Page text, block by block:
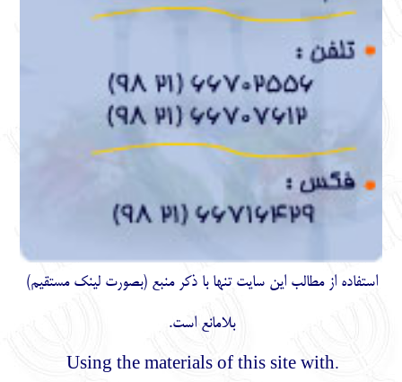
استفاده از مطالب اين سايت تنها با ذكر منبع (بصورت لینک مستقیم)
بلامانع است.
.Using the materials of this site with